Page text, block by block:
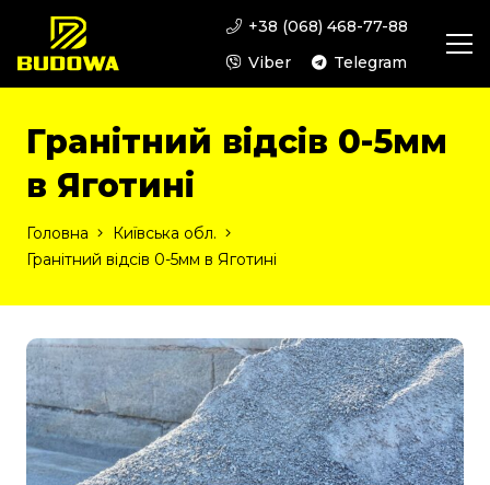
+38 (068) 468-77-88
Viber
Telegram
Гранітний відсів 0-5мм
в Яготині
Головна
Київська обл.
Гранітний відсів 0-5мм в Яготині